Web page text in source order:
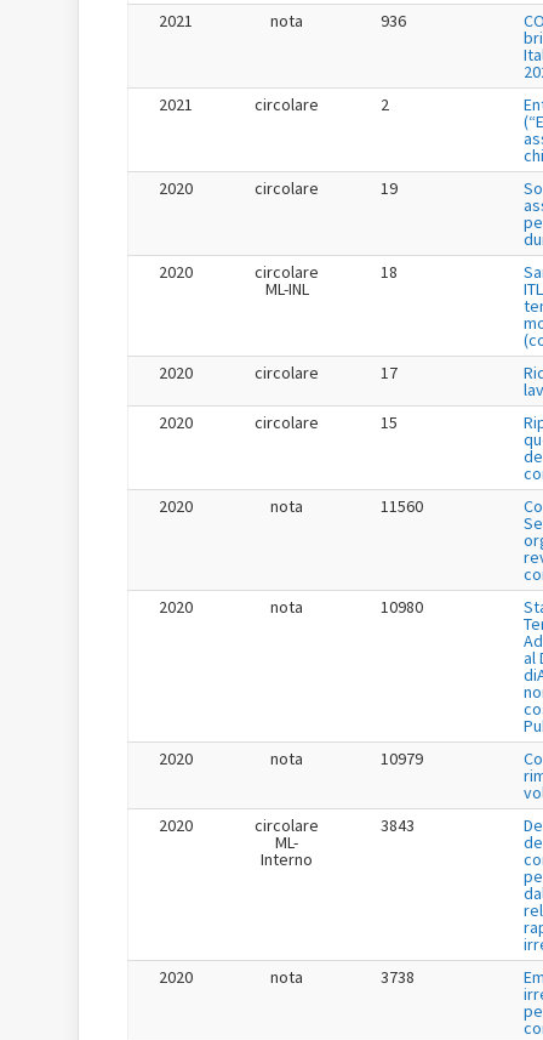
2021
nota 936
2021
circolare 2
2020
circolare 19
2020
circolare
ML-INL
18
2020
circolare 17
2020
circolare 15
2020
nota 11560
2020
nota 10980
al
2020
nota 10979
2020
circolare
ML-
Interno
3843
2020
nota 3738